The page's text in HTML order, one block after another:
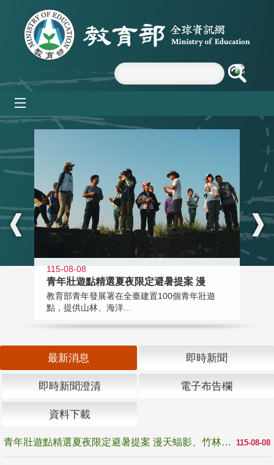
跳到主要內容區塊
:::
115-08-08
青年壯遊點精選夏夜限定避暑提案 漫
教育部青年發展署在全臺建置100個青年壯遊
點，提供山林、海洋...
最新消息 即時新聞
即時新聞澄清 電子布告欄
資料下載
115-08-08
青年壯遊點精選夏夜限定避暑提案 漫天蝠影、竹林尋蛙、茶香夜觀 邀青年暮色出發